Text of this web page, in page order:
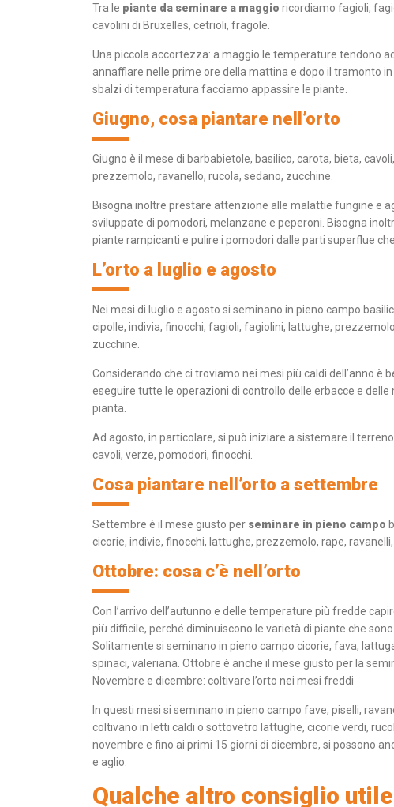
Tra le piante da seminare a maggio ricordiamo fagioli,
cavolini di Bruxelles, cetrioli, fragole.
Una piccola accortezza: a maggio le temperature tendono
annaffiare nelle prime ore della mattina e dopo il tramonto
sbalzi di temperatura facciamo appassire le piante.
Giugno, cosa piantare nell’orto
Giugno è il mese di barbabietole, basilico, carota, bieta,
prezzemolo, ravanello, rucola, sedano, zucchine.
Bisogna inoltre prestare attenzione alle malattie fungine e
sviluppate di pomodori, melanzane e peperoni. Bisogna
piante rampicanti e pulire i pomodori dalle parti superflue
L’orto a luglio e agosto
Nei mesi di luglio e agosto si seminano in pieno campo
cipolle, indivia, finocchi, fagioli, fagiolini, lattughe,
zucchine.
Considerando che ci troviamo nei mesi più caldi dell’anno è
eseguire tutte le operazioni di controllo delle erbacce e
pianta.
Ad agosto, in particolare, si può iniziare a sistemare il
cavoli, verze, pomodori, finocchi.
Cosa piantare nell’orto a settembre
Settembre è il mese giusto per seminare in pieno campo
cicorie, indivie, finocchi, lattughe, prezzemolo, rape,
Ottobre: cosa c’è nell’orto
Con l’arrivo dell’autunno e delle temperature più fredde
più difficile, perché diminuiscono le varietà di piante che
Solitamente si seminano in pieno campo cicorie, fava,
spinaci, valeriana. Ottobre è anche il mese giusto per la
Novembre e dicembre: coltivare l’orto nei mesi freddi
In questi mesi si seminano in pieno campo fave, piselli,
coltivano in letti caldi o sottovetro lattughe, cicorie verdi,
novembre e fino ai primi 15 giorni di dicembre, si possono
e aglio.
Qualche altro consiglio